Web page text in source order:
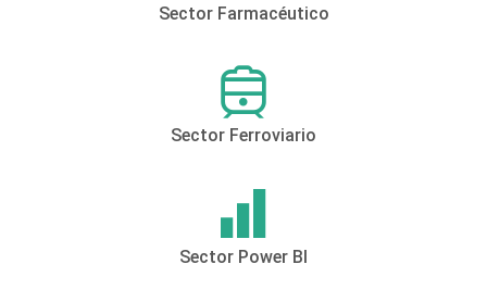
Sector Farmacéutico
Sector Ferroviario
Sector Power BI